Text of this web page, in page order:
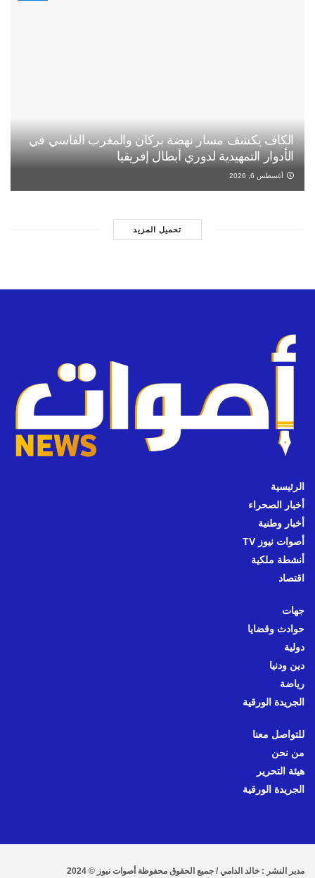
الكاف يكشف مسار نهضة بركان والمغرب الفاسي في
الأدوار التمهيدية لدوري أبطال إفريقيا
أغسطس 6, 2026
تحميل المزيد
الرئيسية
أخبار الصحراء
أخبار وطنية
أصوات نيوز TV
أنشطة ملكية
اقتصاد
جهات
حوادث وقضايا
دولية
دين ودنيا
رياضة
الجريدة الورقية
للتواصل معنا
من نحن
هيئة التحرير
الجريدة الورقية
مدير النشر : خالد الدامي / جميع الحقوق محفوظة أصوات نيوز © 2024